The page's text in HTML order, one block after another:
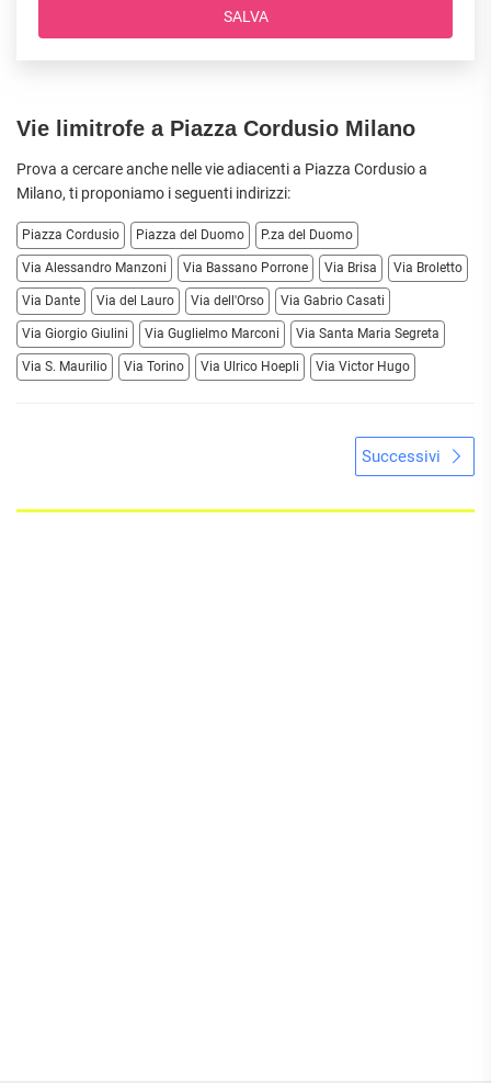
SALVA
Vie limitrofe a Piazza Cordusio Milano
Prova a cercare anche nelle vie adiacenti a Piazza Cordusio a
Milano, ti proponiamo i seguenti indirizzi:
Piazza Cordusio Piazza del Duomo P.za del Duomo
Via Alessandro Manzoni Via Bassano Porrone Via Brisa Via Broletto
Via Dante Via del Lauro Via dell'Orso Via Gabrio Casati
Via Giorgio Giulini Via Guglielmo Marconi Via Santa Maria Segreta
Via S. Maurilio Via Torino Via Ulrico Hoepli Via Victor Hugo
Successivi